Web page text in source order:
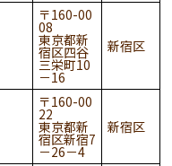
160-00
08
東京都新
宿区四谷
三栄町10
－16
新宿区
160-00
22
東京都新
宿区新宿7
－26－4
新宿区